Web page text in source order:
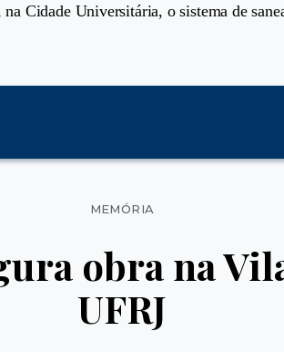
Cidade Universitária, o sistema de
Categorias
MEMÓRIA
obra na
UFRJ